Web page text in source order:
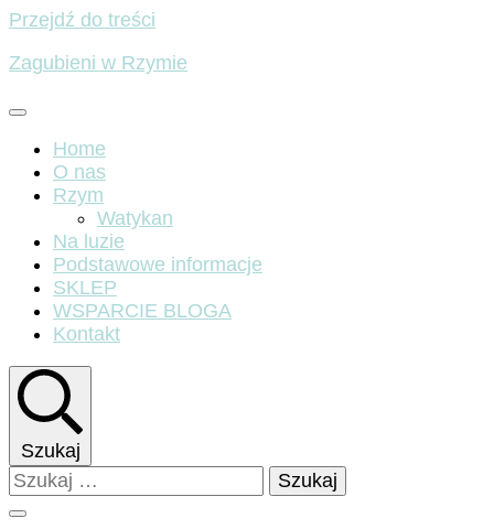
Przejdź do treści
Zagubieni w Rzymie
Home
O nas
Rzym
Watykan
Na luzie
Podstawowe informacje
SKLEP
WSPARCIE BLOGA
Kontakt
Szukaj
Szukaj: